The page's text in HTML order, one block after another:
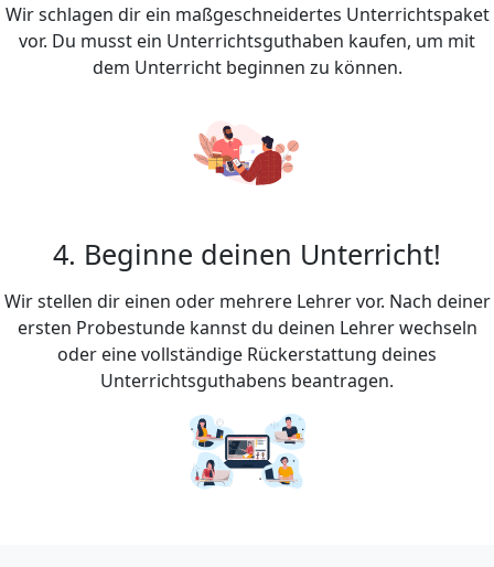
Wir schlagen dir ein maßgeschneidertes Unterrichtspaket
vor. Du musst ein Unterrichtsguthaben kaufen, um mit
dem Unterricht beginnen zu können.
4. Beginne deinen Unterricht!
Wir stellen dir einen oder mehrere Lehrer vor. Nach deiner
ersten Probestunde kannst du deinen Lehrer wechseln
oder eine vollständige Rückerstattung deines
Unterrichtsguthabens beantragen.